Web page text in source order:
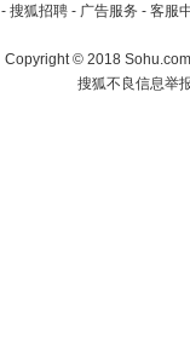
- 搜狐招聘 - 广告服务 - 客服
Copyright ©2018
搜狐不良信息举